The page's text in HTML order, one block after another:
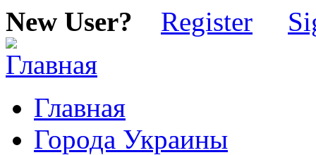
New User? Register
Главная
Города Украины